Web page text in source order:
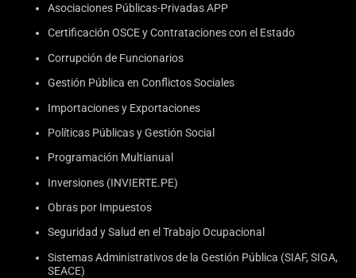
Asociaciones Públicas-Privadas APP
Certificación OSCE y Contrataciones con el Estado
Corrupción de Funcionarios
Gestión Pública en Conflictos Sociales
Importaciones y Exportaciones
Políticas Públicas y Gestión Social
Programación Multianual
Inversiones (INVIERTE.PE)
Obras por Impuestos
Seguridad y Salud en el Trabajo Ocupacional
Sistemas Administrativos de la Gestión Pública (SIAF, SIGA,
SEACE)